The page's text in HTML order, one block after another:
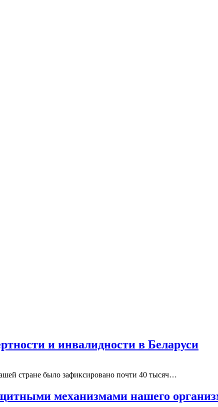
и инвалидности в Беларуси
стране было зафиксировано почти 40 тысяч…
механизмами нашего